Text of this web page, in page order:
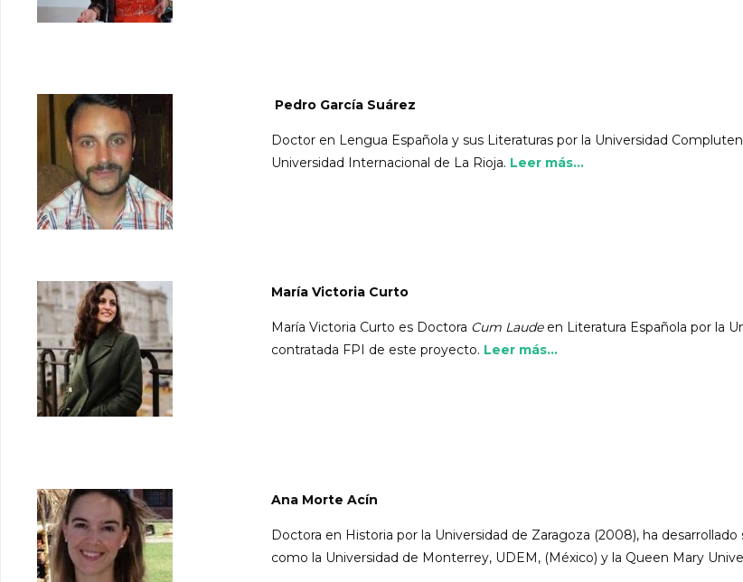
​Pedro García Suárez
Doctor en Lengua Española y sus Literaturas por la Universidad
Universidad Internacional de La Rioja. Leer más...
María Victoria Curto
María Victoria Curto es Doctora Cum Laudeen Literatura Española por la
contratada FPI de este proyecto. Leer más...
Ana Morte Acín
Doctora en Historia por la Universidad de Zaragoza (2008), ha
como la Universidad de Monterrey, UDEM, (México) y la Queen Mary